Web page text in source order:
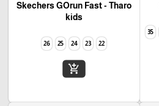
35
Skechers GOrun Fast - Tharo
kids
22
23
24
25
26
add_shopping_cart